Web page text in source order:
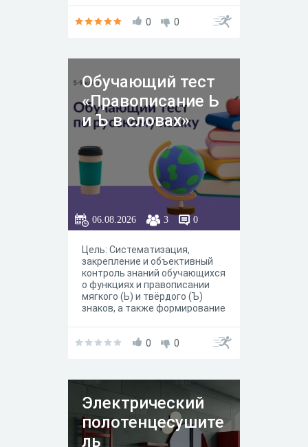
0 0
Обучающий тест
«Правописание Ь
и Ъ в словах»
06.08.2026 3 0
Цель: Систематизация,
закрепление и объективный
контроль знаний обучающихся
о функциях и правописании
мягкого (Ь) и твёрдого (Ъ)
знаков, а также формирование
встрече с данными
(Образовательные)
Направлены на проверку и
закрепление конкретных
знаний по русскому языку.
Актуализировать знания о
фонетических и графических
0 0
Электрический
полотенцесушите
ль